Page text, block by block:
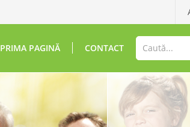
PRIMA PAGINĂ CONTACT